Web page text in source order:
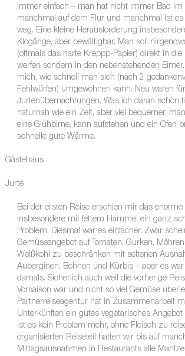
immer einfach – man hat nicht immer Bad
manchmal auf dem Flur und manchmal ist
weg. Eine kleine Herausforderung
Klogänge, aber bewältigbar. Man soll
(oftmals das harte Kreppp-Papier) direkt in die
werfen sondern in den nebenstehenden
mich, wie schnell man sich (nach 2
Fehlwürfen) umgewöhnen kann. Neu waren
Jurtenübernachtungen. Was ich daran schön
naturnah wie ein Zelt, aber viel bequemer,
eine Glühbirne, kann aufstehen und ein Ofen
schnelle gute Wärme.
Gästehaus
Jurte
Bei der ersten Reise erschien mir das enorme
insbesondere mit fettem Hammel ein ganz
Problem. Diesmal war es einfacher. Zwar
Gemüseangebot auf Tomaten, Gurken,
Weißkohl zu beschränken mit seltenen
Auberginen, Bohnen und Kürbis – aber es
damals. Sicherlich auch weil die vorherige
Vorsaison war und nicht so viel Gemüse
Partnerreiseagentur hat in Zusammenarbeit
Unterkünften ein gutes vegetarisches
ist es kein Problem mehr, ohne Fleisch zu
organisierten Reiseteil hatten wir bis auf
Mittagsausnahmen in Restaurants alle